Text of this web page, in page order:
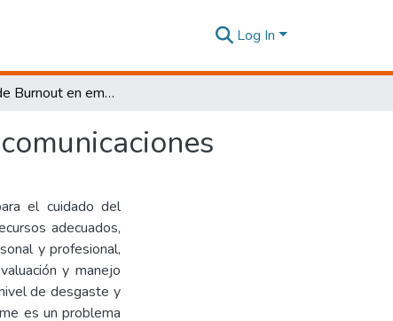
Log In
Niveles de Burnout en empresas de servicio de telecomunicaciones
el cuidado del
adecuados,
y profesional,
y manejo
de desgaste y
es un problema